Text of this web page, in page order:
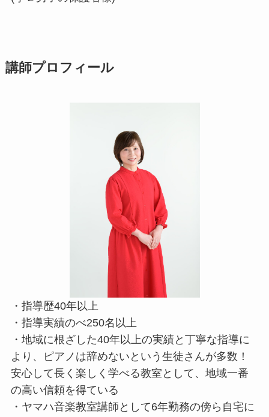
講師プロフィール
・指導歴40年以上
・指導実績のべ250名以上
・地域に根ざした40年以上の実績と丁寧な指導に
より、ピアノは辞めないという生徒さんが多数！
安心して長く楽しく学べる教室として、地域一番
の高い信頼を得ている
・ヤマハ音楽教室講師として6年勤務の傍ら自宅に